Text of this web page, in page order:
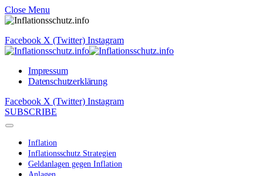
Close Menu
Facebook X (Twitter) Instagram
Impressum
Datenschutzerklärung
Facebook X (Twitter) Instagram
SUBSCRIBE
Inflation
Inflationsschutz Strategien
Geldanlagen gegen Inflation